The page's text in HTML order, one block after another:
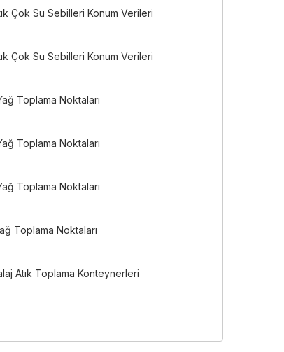
Çok Su Sebilleri Konum Verileri
Çok Su Sebilleri Konum Verileri
Toplama Noktaları
Toplama Noktaları
Toplama Noktaları
Toplama Noktaları
Atık Toplama Konteynerleri